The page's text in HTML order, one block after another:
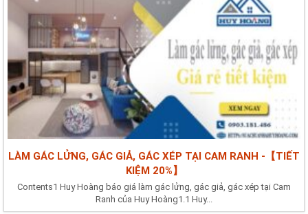
LÀM GÁC LỬNG, GÁC GIẢ, GÁC XÉP TẠI CAM RANH -【TIẾT
KIỆM 20%】
Contents1 Huy Hoàng báo giá làm gác lửng, gác giả, gác xép tại Cam
Ranh của Huy Hoàng1.1 Huy...